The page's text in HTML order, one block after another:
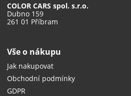
COLOR CARS spol. s.r.o.
Dubno 159
261 01 Příbram
Vše o nákupu
Jak nakupovat
Obchodní podmínky
GDPR